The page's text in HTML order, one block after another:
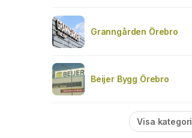
Granngården Örebro
Beijer Bygg Örebro
Visa kategori